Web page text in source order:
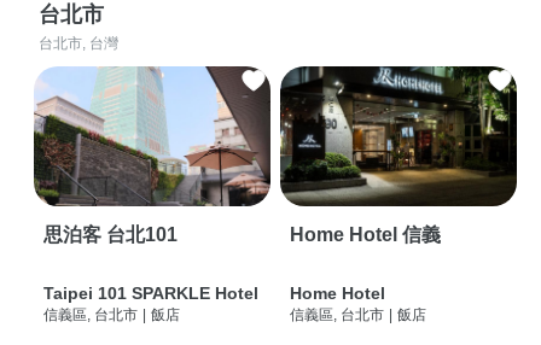
台北市
台北市, 台灣
思泊客 台北101
Taipei 101 SPARKLE Hotel
信義區, 台北市 飯店
Home Hotel 信義
Home Hotel
信義區, 台北市 飯店